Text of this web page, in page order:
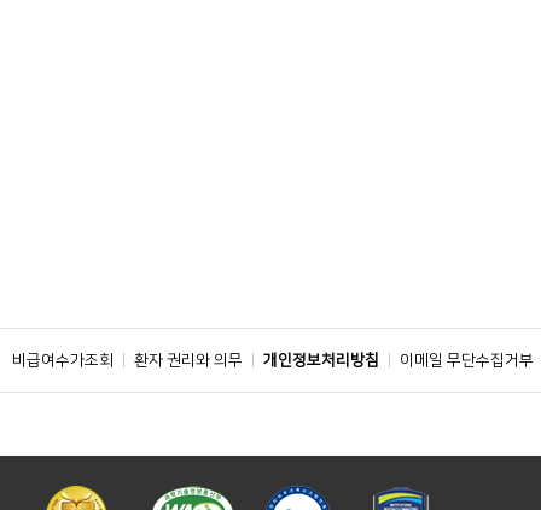
비급여수가조회 환자 권리와 의무 개인정보처리방침 이메일 무단수집거부